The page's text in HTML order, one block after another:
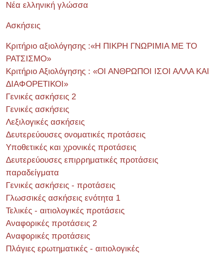
Νέα ελληνική γλώσσα
Ασκήσεις
Κριτήριο αξιολόγησης :«Η ΠΙΚΡΗ ΓΝΩΡΙΜΙΑ ΜΕ ΤΟ
ΡΑΤΣΙΣΜΟ»
Κριτήριο Αξιολόγησης : «ΟΙ ΑΝΘΡΩΠΟΙ ΙΣΟΙ ΑΛΛΑ ΚΑΙ
ΔΙΑΦΟΡΕΤΙΚΟΙ»
Γενικές ασκήσεις 2
Γενικές ασκήσεις
Λεξιλογικές ασκήσεις
Δευτερεύουσες ονοματικές προτάσεις
Υποθετικές και χρονικές προτάσεις
Δευτερεύουσες επιρρηματικές προτάσεις
παραδείγματα
Γενικές ασκήσεις - προτάσεις
Γλωσσικές ασκήσεις ενότητα 1
Τελικές - αιτιολογικές προτάσεις
Αναφορικές προτάσεις 2
Αναφορικές προτάσεις
Πλάγιες ερωτηματικές - αιτιολογικές